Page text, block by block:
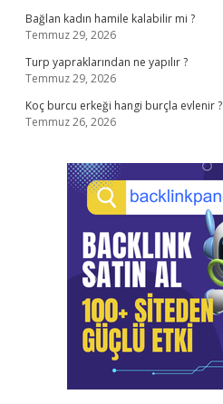
Bağlan kadın hamile kalabilir mi ?
Temmuz 29, 2026
Turp yapraklarından ne yapılır ?
Temmuz 29, 2026
Koç burcu erkeği hangi burçla evlenir ?
Temmuz 26, 2026